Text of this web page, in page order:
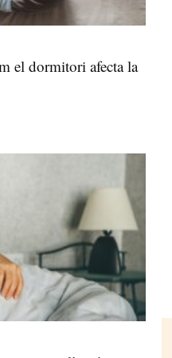
el dormitori afecta la